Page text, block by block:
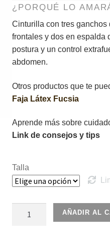
¿PORQUÉ LO
Cinturilla con tres ganchos
frontales y dos en espalda
postura y un control
abdomen.
Otros productos que te
Faja Látex Fucsia
Aprende más sobre
Link de consejos y tips
Talla
AÑADIR AL